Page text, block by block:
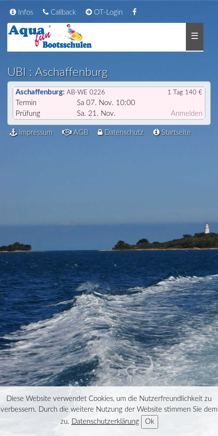
Infos Callback OT-Login
☰
UBI : Aschaffenburg
Aschaffenburg: AB-WE 0226 1 Tag 140 €
Termin
Sa 07. Nov. 10:00
Prüfung
Sa. 21. Nov. Anmelden
Impressum AGB Datenschutz Startseite
Diese Website verwendet Cookies, um die Nutzerfreundlichkeit zu
verbessern. Durch die weitere Nutzung der Website stimmen Sie dem
zu. Datenschutzerklärung Ok